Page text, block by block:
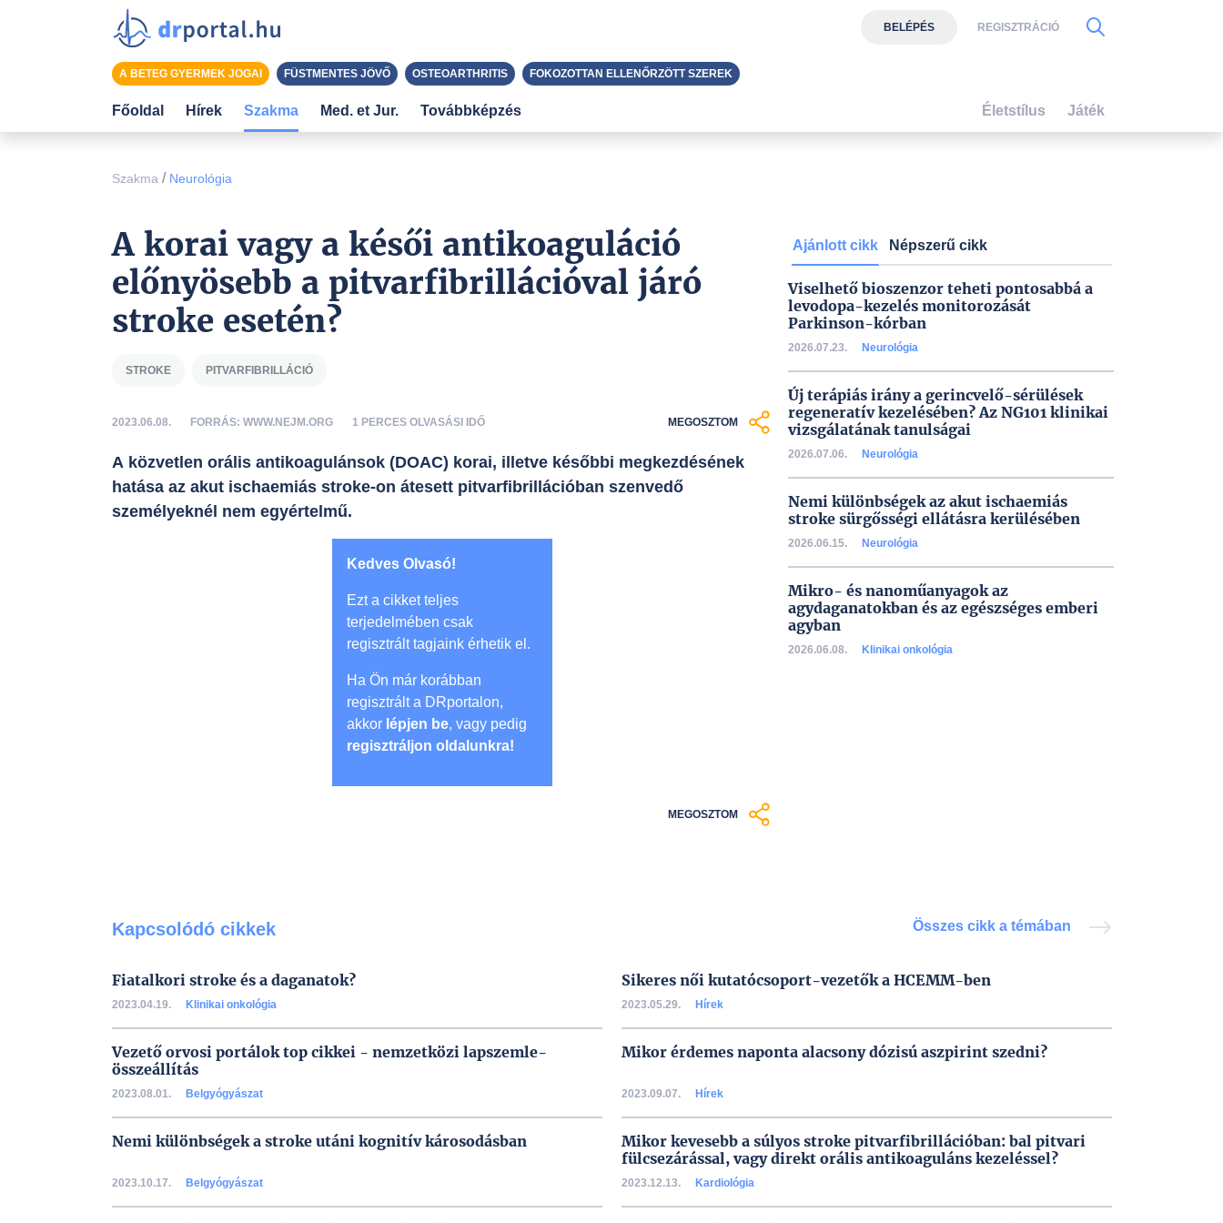
Szakma / Neurológia
A korai vagy a késői antikoaguláció
előnyösebb a pitvarfibrillációval járó
stroke esetén?
STROKE PITVARFIBRILLÁCIÓ
2023.06.08. FORRÁS: WWW.NEJM.ORG 1 PERCES OLVASÁSI IDŐ MEGOSZTOM
A közvetlen orális antikoagulánsok (DOAC) korai, illetve későbbi megkezdésének
hatása az akut ischaemiás stroke-on átesett pitvarfibrillációban szenvedő
személyeknél nem egyértelmű.
Kedves Olvasó!
Ezt a cikket teljes
terjedelmében csak
regisztrált tagjaink érhetik el.
Ha Ön már korábban
regisztrált a DRportalon,
akkor lépjen be, vagy pedig
regisztráljon oldalunkra!
MEGOSZTOM
Ajánlott cikk Népszerű cikk
Viselhető bioszenzor teheti pontosabbá a
levodopa-kezelés monitorozását
Parkinson-kórban
2026.07.23. Neurológia
Új terápiás irány a gerincvelő-sérülések
regeneratív kezelésében? Az NG101 klinikai
vizsgálatának tanulságai
2026.07.06. Neurológia
Nemi különbségek az akut ischaemiás
stroke sürgősségi ellátásra kerülésében
2026.06.15. Neurológia
Mikro- és nanoműanyagok az
agydaganatokban és az egészséges emberi
agyban
2026.06.08. Klinikai onkológia
Kapcsolódó cikkek Összes cikk a témában
Fiatalkori stroke és a daganatok?
2023.04.19. Klinikai onkológia
Sikeres női kutatócsoport-vezetők a HCEMM-ben
2023.05.29. Hírek
Vezető orvosi portálok top cikkei - nemzetközi lapszemle-
összeállítás
2023.08.01. Belgyógyászat
Mikor érdemes naponta alacsony dózisú aszpirint szedni?
2023.09.07. Hírek
Nemi különbségek a stroke utáni kognitív károsodásban
2023.10.17. Belgyógyászat
Mikor kevesebb a súlyos stroke pitvarfibrillációban: bal pitvari
fülcsezárással, vagy direkt orális antikoaguláns kezeléssel?
2023.12.13. Kardiológia
BELÉPÉS REGISZTRÁCIÓ
A BETEG GYERMEK JOGAI FÜSTMENTES JÖVŐ OSTEOARTHRITIS FOKOZOTTAN ELLENŐRZÖTT SZEREK
Főoldal Hírek Szakma Med. et Jur. Továbbképzés Életstílus Játék